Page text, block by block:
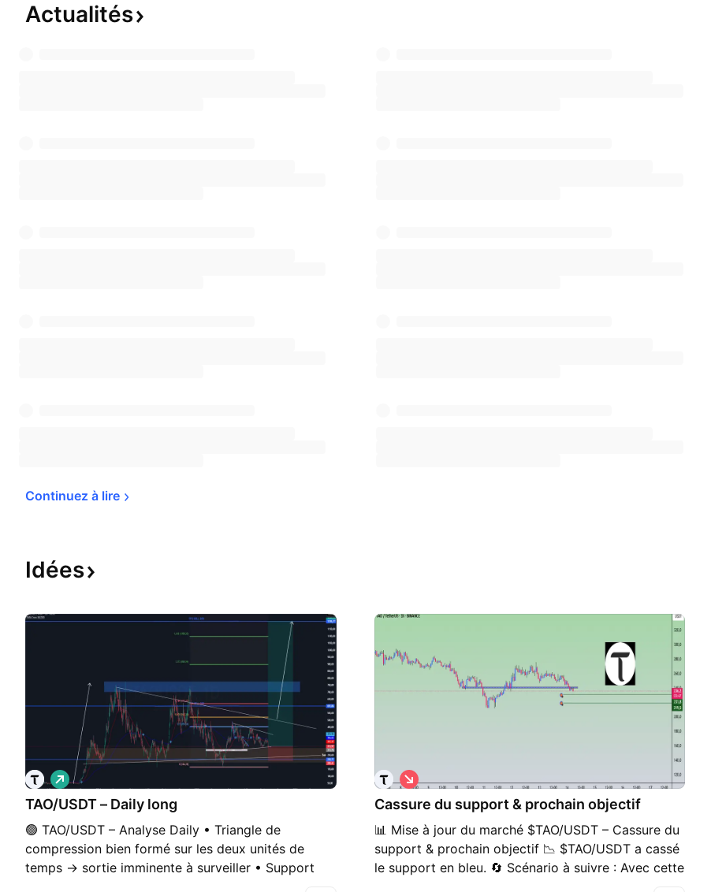
Actualités
Continuez à lire
Idées
TAO/USDT – Daily long
🟢 TAO/USDT – Analyse Daily • Triangle de
compression bien formé sur les deux unités de
temps → sortie imminente à surveiller • Support
L
o
n
Cassure du support & prochain objectif
📊 Mise à jour du marché $TAO/USDT – Cassure du
support & prochain objectif 📉 $TAO/USDT a cassé
le support en bleu. 🔄 Scénario à suivre : Avec cette
S
h
o
t